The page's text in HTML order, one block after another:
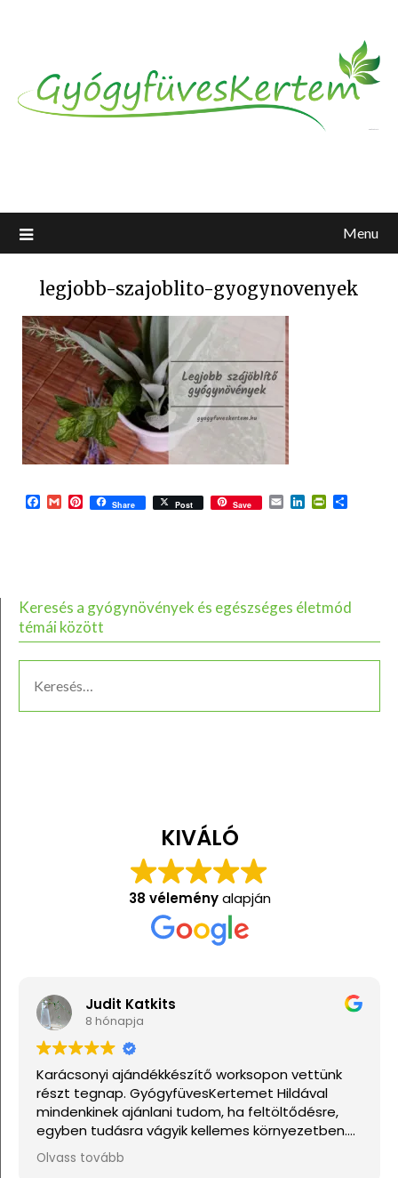
Menu
legjobb-szajoblito-gyogynovenyek
Facebook
GmailPinterest
Share Post Save EmailLinkedIn
Keresés a gyógynövények és egészséges életmód
témái között
KIVÁLÓ
38 véleményalapján
Judit Katkits
8 hónapja
Karácsonyi ajándékkészítő worksopon vettünk
részt tegnap. GyógyfüvesKertemet Hildával
mindenkinek ajánlani tudom, ha feltöltődésre,
egyben tudásra vágyik kellemes környezetben.
Ha lehetne sokkal több csillagot adni, akkor azt
mind adnám.
Olvass tovább